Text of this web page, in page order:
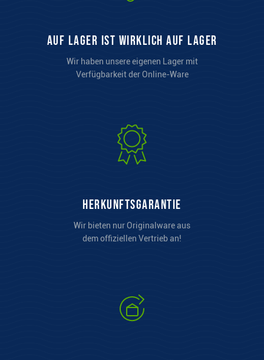
auf Lager ist wirklich auf Lager
Wir haben unsere eigenen Lager mit
Verfügbarkeit der Online-Ware
Herkunftsgarantie
Wir bieten nur Originalware aus
dem offiziellen Vertrieb an!